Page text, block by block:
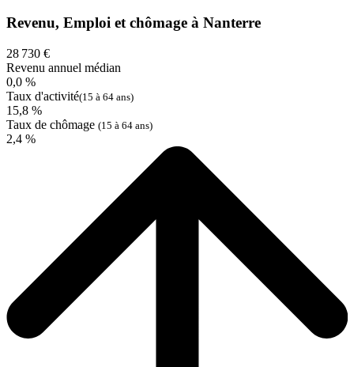
Revenu, Emploi et chômage à Nanterre
28 730 €
Revenu annuel médian
0,0 %
Taux d'activité(15 à 64 ans)
15,8 %
Taux de chômage (15 à 64 ans)
2,4 %